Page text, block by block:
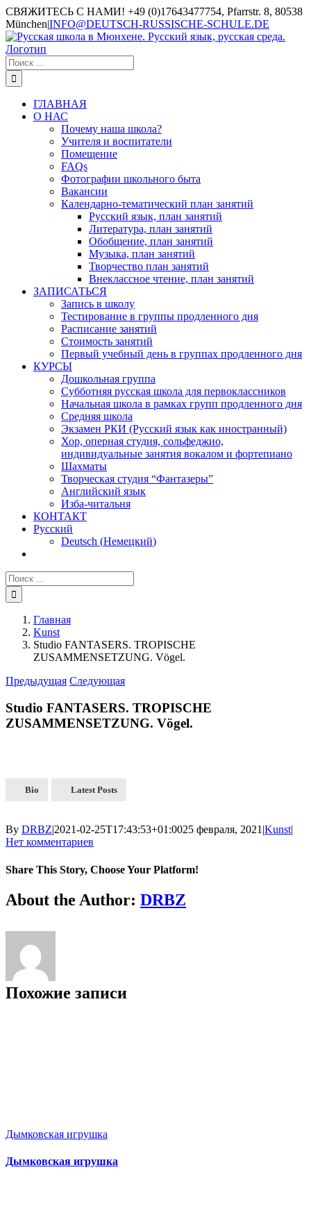
СВЯЖИТЕСЬ С НАМИ! +49 (0)17643477754, Pfarrstr. 8, 80538
München|INFO@DEUTSCH-RUSSISCHE-SCHULE.DE
ГЛАВНАЯ
О НАС
Почему наша школа?
Учителя и воспитатели
Помещение
FAQs
Фотографии школьного быта
Вакансии
Календарно-тематический план занятий
Русский язык, план занятий
Литература, план занятий
Обобщение, план занятий
Музыка, план занятий
Творчество план занятий
Внеклассное чтение, план занятий
ЗАПИСАТЬСЯ
Запись в школу
Тестирование в группы продленного дня
Расписание занятий
Стоимость занятий
Первый учебный день в группах продленного дня
КУРСЫ
Дошкольная группа
Субботняя русская школа для первоклассников
Начальная школа в рамках групп продленного дня
Средняя школа
Экзамен РКИ (Русский язык как иностранный)
Хор, оперная студия, сольфеджио,
индивидуальные занятия вокалом и фортепиано
Шахматы
Творческая студия “Фантазеры”
Английский язык
Изба-читальня
КОНТАКТ
Русский
Deutsch (Немецкий)
Главная
Kunst
Studio FANTASERS. TROPISCHE
ZUSAMMENSETZUNG. Vögel.
Предыдущая Следующая
Studio FANTASERS. TROPISCHE
ZUSAMMENSETZUNG. Vögel.
Bio Latest Posts
By DRBZ|2021-02-25T17:43:53+01:0025 февраля, 2021|Kunst|
Нет комментариев
Share This Story, Choose Your Platform!
About the Author: DRBZ
Похожие записи
Дымковская игрушка
Дымковская игрушка